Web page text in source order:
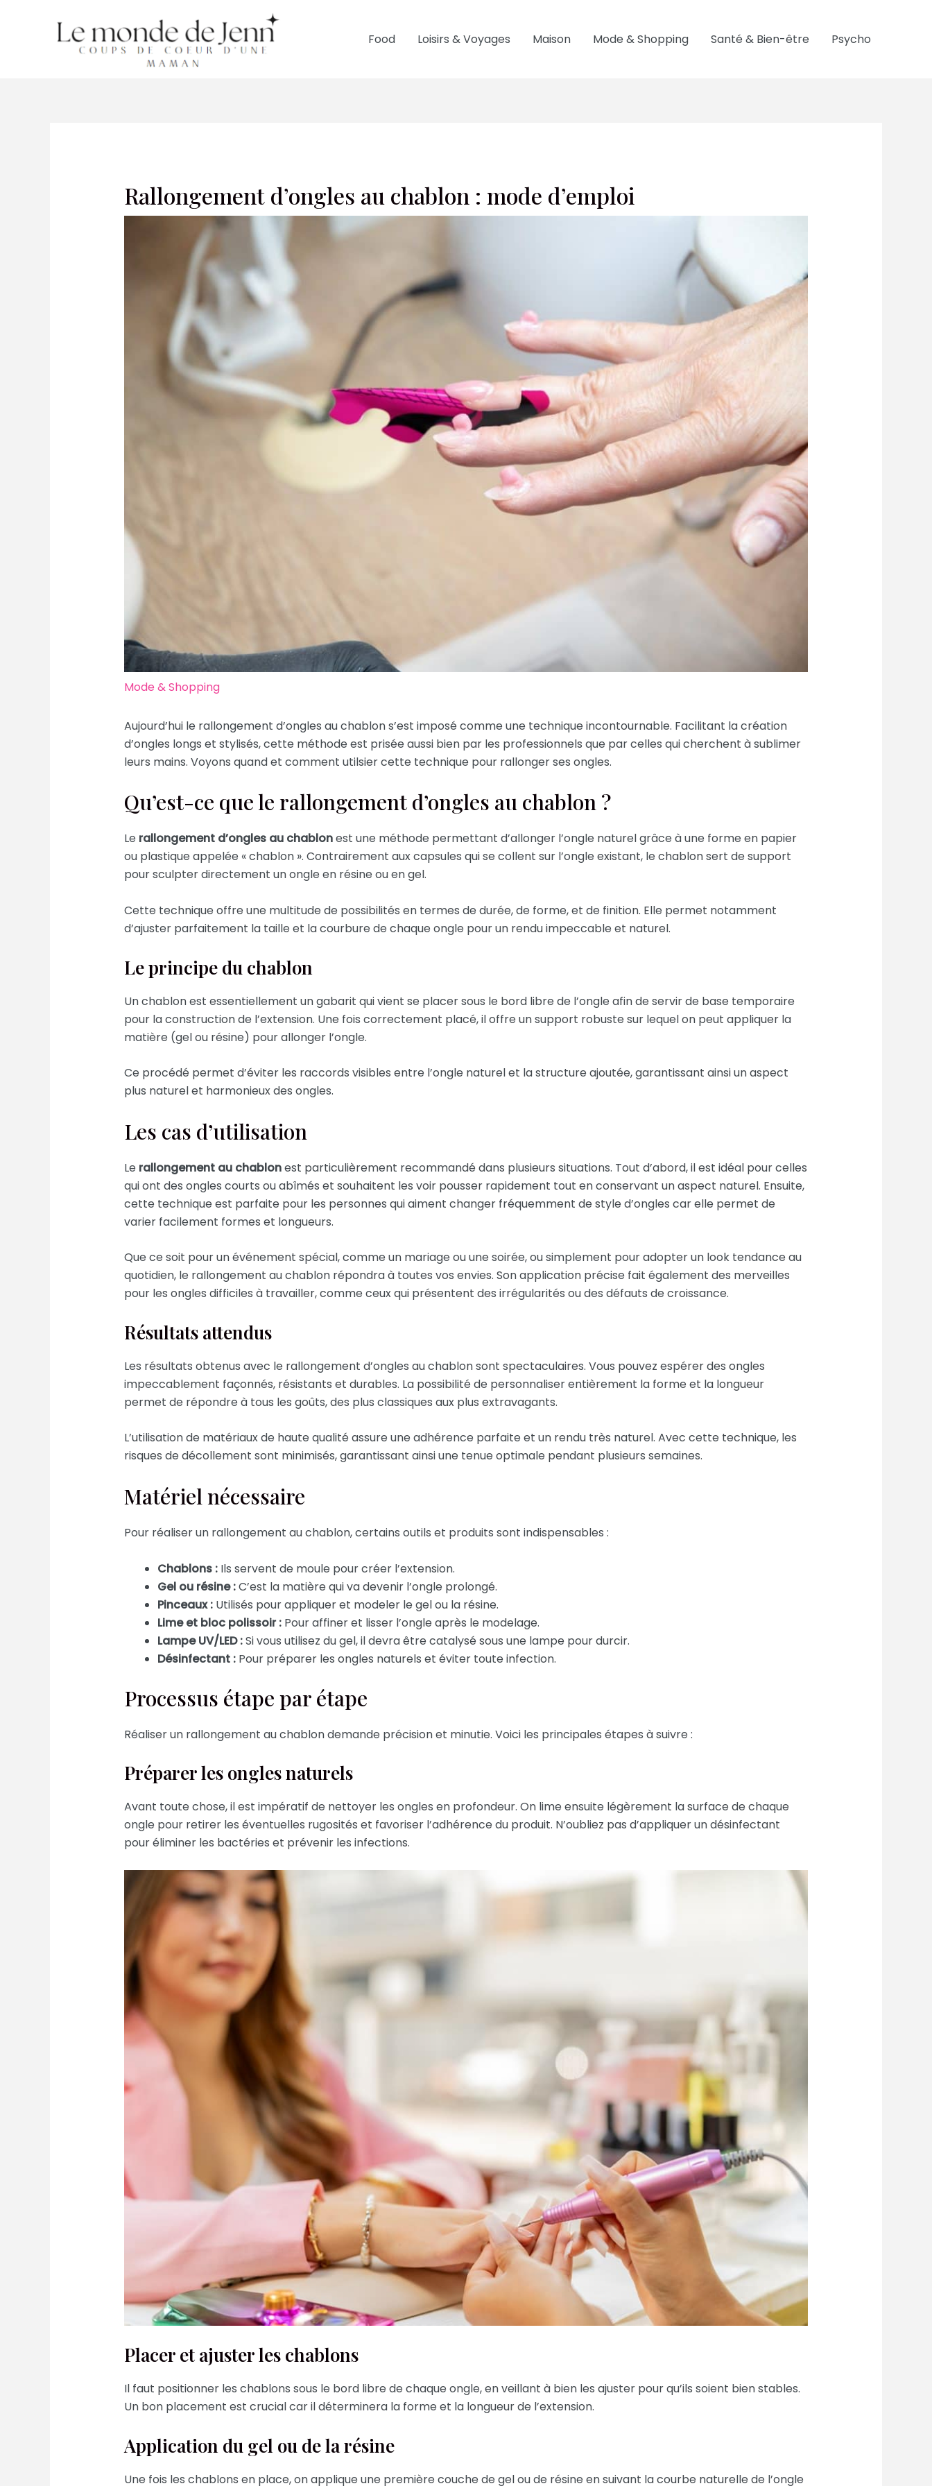
Food Loisirs & Voyages Maison Mode & Shopping Santé & Bien-être Psycho
Rallongement d’ongles au chablon : mode d’emploi
Mode & Shopping
Aujourd’hui le rallongement d’ongles au chablon s’est imposé comme une technique incontournable. Facilitant la création
d’ongles longs et stylisés, cette méthode est prisée aussi bien par les professionnels que par celles qui cherchent à sublimer
leurs mains. Voyons quand et comment utilsier cette technique pour rallonger ses ongles.
Qu’est-ce que le rallongement d’ongles au chablon ?
Le rallongement d’ongles au chablonest une méthode permettant d’allonger l’ongle naturel grâce à une forme en papier
ou plastique appelée « chablon ». Contrairement aux capsules qui se collent sur l’ongle existant, le chablon sert de support
pour sculpter directement un ongle en résine ou en gel.
Cette technique offre une multitude de possibilités en termes de durée, de forme, et de finition. Elle permet notamment
d’ajuster parfaitement la taille et la courbure de chaque ongle pour un rendu impeccable et naturel.
Le principe du chablon
Un chablon est essentiellement un gabarit qui vient se placer sous le bord libre de l’ongle afin de servir de base temporaire
pour la construction de l’extension. Une fois correctement placé, il offre un support robuste sur lequel on peut appliquer la
matière (gel ou résine) pour allonger l’ongle.
Ce procédé permet d’éviter les raccords visibles entre l’ongle naturel et la structure ajoutée, garantissant ainsi un aspect
plus naturel et harmonieux des ongles.
Les cas d’utilisation
Le rallongement au chablonest particulièrement recommandé dans plusieurs situations. Tout d’abord, il est idéal pour celles
qui ont des ongles courts ou abîmés et souhaitent les voir pousser rapidement tout en conservant un aspect naturel. Ensuite,
cette technique est parfaite pour les personnes qui aiment changer fréquemment de style d’ongles car elle permet de
varier facilement formes et longueurs.
Que ce soit pour un événement spécial, comme un mariage ou une soirée, ou simplement pour adopter un look tendance au
quotidien, le rallongement au chablon répondra à toutes vos envies. Son application précise fait également des merveilles
pour les ongles difficiles à travailler, comme ceux qui présentent des irrégularités ou des défauts de croissance.
Résultats attendus
Les résultats obtenus avec le rallongement d’ongles au chablon sont spectaculaires. Vous pouvez espérer des ongles
impeccablement façonnés, résistants et durables. La possibilité de personnaliser entièrement la forme et la longueur
permet de répondre à tous les goûts, des plus classiques aux plus extravagants.
L’utilisation de matériaux de haute qualité assure une adhérence parfaite et un rendu très naturel. Avec cette technique, les
risques de décollement sont minimisés, garantissant ainsi une tenue optimale pendant plusieurs semaines.
Matériel nécessaire
Pour réaliser un rallongement au chablon, certains outils et produits sont indispensables :
Chablons :Ils servent de moule pour créer l’extension.
Gel ou résine :C’est la matière qui va devenir l’ongle prolongé.
Pinceaux :Utilisés pour appliquer et modeler le gel ou la résine.
Lime et bloc polissoir :Pour affiner et lisser l’ongle après le modelage.
Lampe UV/LED :Si vous utilisez du gel, il devra être catalysé sous une lampe pour durcir.
Désinfectant :Pour préparer les ongles naturels et éviter toute infection.
Processus étape par étape
Réaliser un rallongement au chablon demande précision et minutie. Voici les principales étapes à suivre :
Préparer les ongles naturels
Avant toute chose, il est impératif de nettoyer les ongles en profondeur. On lime ensuite légèrement la surface de chaque
ongle pour retirer les éventuelles rugosités et favoriser l’adhérence du produit. N’oubliez pas d’appliquer un désinfectant
pour éliminer les bactéries et prévenir les infections.
Placer et ajuster les chablons
Il faut positionner les chablons sous le bord libre de chaque ongle, en veillant à bien les ajuster pour qu’ils soient bien stables.
Un bon placement est crucial car il déterminera la forme et la longueur de l’extension.
Application du gel ou de la résine
Une fois les chablons en place, on applique une première couche de gel ou de résine en suivant la courbe naturelle de l’ongle